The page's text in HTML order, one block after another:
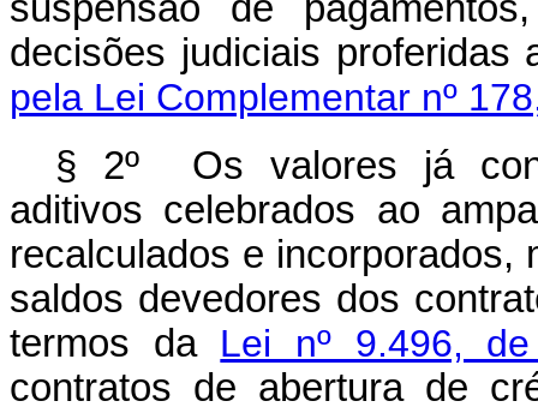
suspensão de
decisões judiciais
pela Lei Complementar nº
§ 2º Os valores já
aditivos celebrados ao
recalculados e incorporados,
saldos devedores dos
termos da Lei nº 9.496,
contratos de abertura de